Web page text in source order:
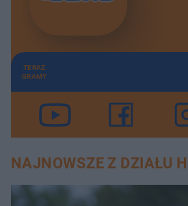
TERAZ
GRAMY
NAJNOWSZE Z DZIAŁU